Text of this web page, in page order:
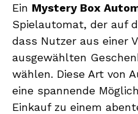
Ein Mystery Box
Spielautomat, der auf
dass Nutzer aus einer
ausgewählten
wählen. Diese Art von
eine spannende
Einkauf zu einem